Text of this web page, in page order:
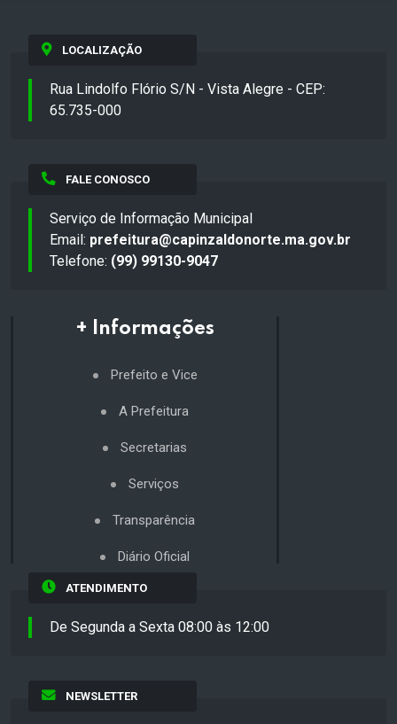
LOCALIZAÇÃO
Rua Lindolfo Flório S/N - Vista Alegre - CEP:
65.735-000
FALE CONOSCO
Serviço de Informação Municipal
Email: prefeitura@capinzaldonorte.ma.gov.br
Telefone: (99) 99130-9047
+ Informações
Prefeito e Vice
A Prefeitura
Secretarias
Serviços
Transparência
Diário Oficial
ATENDIMENTO
De Segunda a Sexta 08:00 às 12:00
NEWSLETTER